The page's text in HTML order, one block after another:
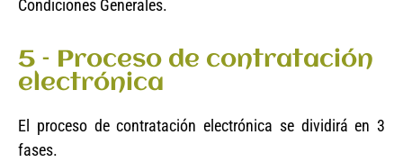
Condiciones Generales.
5 – Proceso de contratación
electrónica
El proceso de contratación electrónica se dividirá en 3
fases.